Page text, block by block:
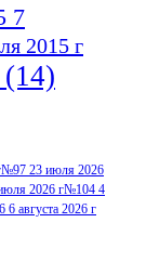
7
2015 г
(14)
2012
3
№97 23 июля 2026
2026 г№104 4
августа 2026 г